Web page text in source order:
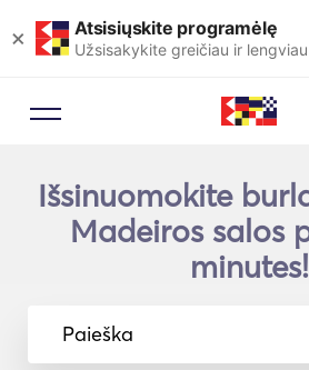
× Atsisiųskite programėlę
Užsisakykite greičiau ir lengviau
Išsinuomokite
Madeiros salos
minutes!
Paieška